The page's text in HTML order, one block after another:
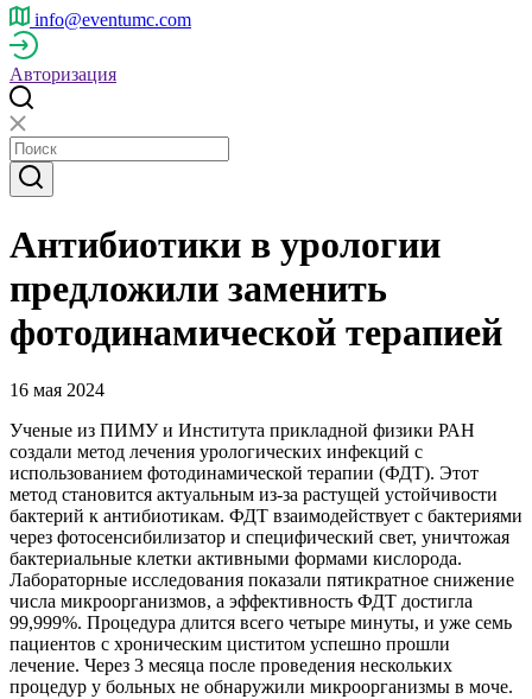
info@eventumc.com
Авторизация
Антибиотики в урологии
предложили заменить
фотодинамической терапией
16 мая 2024
Ученые из ПИМУ и Института прикладной физики РАН
создали метод лечения урологических инфекций с
использованием фотодинамической терапии (ФДТ). Этот
метод становится актуальным из-за растущей устойчивости
бактерий к антибиотикам. ФДТ взаимодействует с бактериями
через фотосенсибилизатор и специфический свет, уничтожая
бактериальные клетки активными формами кислорода.
Лабораторные исследования показали пятикратное снижение
числа микроорганизмов, а эффективность ФДТ достигла
99,999%. Процедура длится всего четыре минуты, и уже семь
пациентов с хроническим циститом успешно прошли
лечение. Через 3 месяца после проведения нескольких
процедур у больных не обнаружили микроорганизмы в моче.